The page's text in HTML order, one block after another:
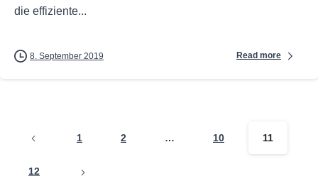
die effiziente...
8. September 2019 Read more
1 2 … 10 11
12